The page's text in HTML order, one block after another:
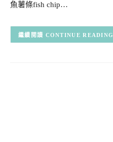
魚薯條fish chip…
CONTINUE READING